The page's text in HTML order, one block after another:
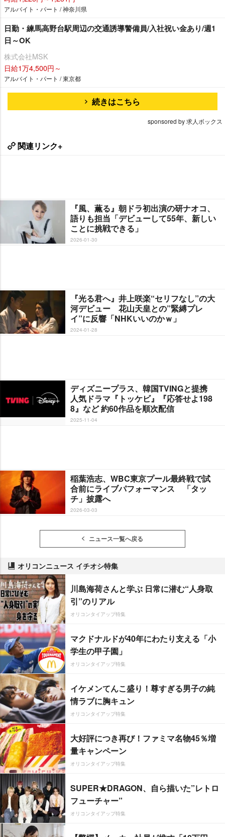
アルバイト・パート / 神奈川県
日勤・練馬高野台駅周辺の交通誘導警備員/入社祝い金あり/週1
日～OK
株式会社MSK
日給1万4,500円～
アルバイト・パート / 東京都
続きはこちら
sponsored by 求人ボックス
関連リンク+
『風、薫る』朝ドラ初出演の研ナオコ、
語りも担当「デビューして55年、新しい
ことに挑戦できる」
2026-01-30
『光る君へ』井上咲楽“セリフなし”の大
河デビュー 花山天皇との”緊縛プレ
イ”に反響「NHKいいのかｗ」
2024-01-28
ディズニープラス、韓国TVINGと提携
人気ドラマ『トッケビ』『応答せよ198
8』など 約60作品を順次配信
2025-11-04
稲葉浩志、WBC東京プール最終戦で試
合前にライブパフォーマンス 「タッ
チ」披露へ
2026-03-03
ニュース一覧へ戻る
オリコンニュース イチオシ特集
川島海荷さんと学ぶ 日常に潜む“人身取
引”のリアル
オリコンタイアップ特集
マクドナルドが40年にわたり支える「小
学生の甲子園」
オリコンタイアップ特集
イケメンてんこ盛り！尊すぎる男子の純
情ラブに胸キュン
オリコンタイアップ特集
大好評につき再び！ファミマ名物45％増
量キャンペーン
オリコンタイアップ特集
SUPER★DRAGON、自ら描いた”レトロ
フューチャー”
オリコンタイアップ特集